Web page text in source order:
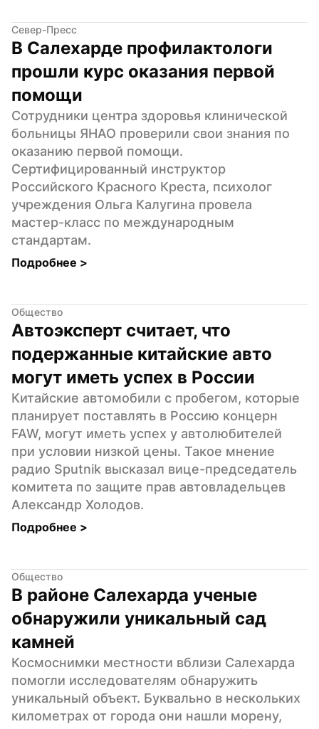
Север-Пресс
В Салехарде профилактологи
прошли курс оказания первой
помощи
Сотрудники центра здоровья клинической
больницы ЯНАО проверили свои знания по
оказанию первой помощи.
Сертифицированный инструктор
Российского Красного Креста, психолог
учреждения Ольга Калугина провела
мастер-класс по международным
стандартам.
Подробнее >
Общество
Автоэксперт считает, что
подержанные китайские авто
могут иметь успех в России
Китайские автомобили с пробегом, которые
планирует поставлять в Россию концерн
FAW, могут иметь успех у автолюбителей
при условии низкой цены. Такое мнение
радио Sputnik высказал вице-председатель
комитета по защите прав автовладельцев
Александр Холодов.
Подробнее >
Общество
В районе Салехарда ученые
обнаружили уникальный сад
камней
Космоснимки местности вблизи Салехарда
помогли исследователям обнаружить
уникальный объект. Буквально в нескольких
километрах от города они нашли морену,